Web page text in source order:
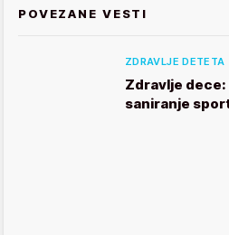
POVEZANE VESTI
ZDRAVLJE DETETA
Zdravlje dece:
saniranje